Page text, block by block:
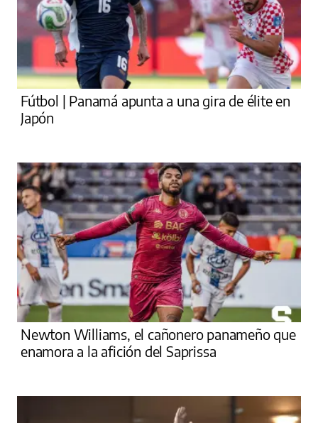
Fútbol | Panamá apunta a una gira de élite en
Japón
Newton Williams, el cañonero panameño que
enamora a la afición del Saprissa